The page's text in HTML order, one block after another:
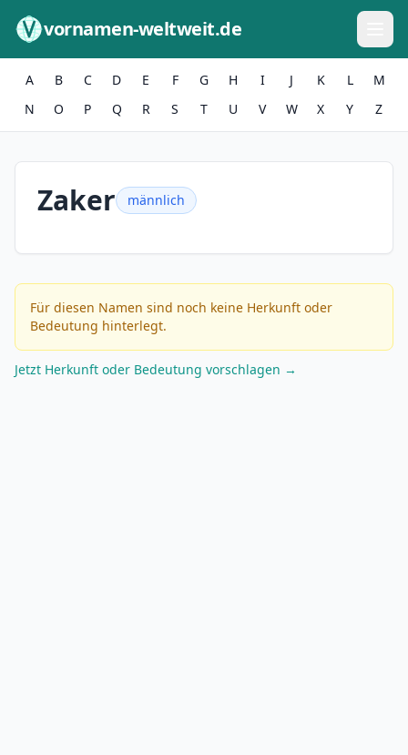
vornamen-weltweit.de
A B C D E F G H I J K L
M
N
O P Q R S T U V W X Y Z
Zaker männlich
Für diesen Namen sind noch keine Herkunft oder
Bedeutung hinterlegt.
Jetzt Herkunft oder Bedeutung vorschlagen →